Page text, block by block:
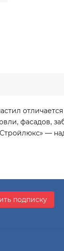
отличается
фасадов,
—
подписку